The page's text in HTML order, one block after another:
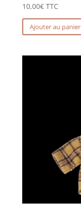
10,00€ TTC
Ajouter au panier